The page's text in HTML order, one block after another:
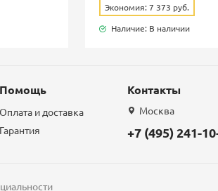
Экономия: 7 373 руб.
Наличие: В наличии
Помощь
Оплата и доставка
Гарантия
Контакты
Москва
+7 (495) 241-